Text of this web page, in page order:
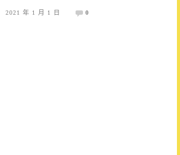
2021 年 1 月 1 日 0